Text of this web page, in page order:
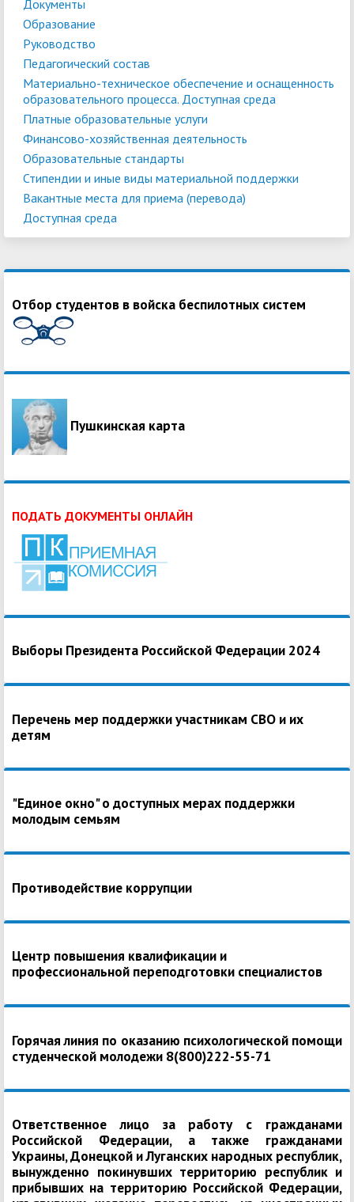
Документы
Образование
Руководство
Педагогический состав
Материально-техническое обеспечение и оснащенность
образовательного процесса. Доступная среда
Платные образовательные услуги
Финансово-хозяйственная деятельность
Образовательные стандарты
Стипендии и иные виды материальной поддержки
Вакантные места для приема (перевода)
Доступная среда
Отбор студентов в войска беспилотных систем
Пушкинская карта
ПОДАТЬ ДОКУМЕНТЫ ОНЛАЙН
Выборы Президента Российской Федерации 2024
Перечень мер поддержки участникам СВО и их
детям
"Единое окно" о доступных мерах поддержки
молодым семьям
Противодействие коррупции
Центр повышения квалификации и
профессиональной переподготовки специалистов
Горячая линия по оказанию психологической помощи
студенческой молодежи 8(800)222-55-71
Ответственное лицо за работу с гражданами
Российской Федерации, а также гражданами
Украины, Донецкой и Луганских народных республик,
вынужденно покинувших территорию республик и
прибывших на территорию Российской Федерации,